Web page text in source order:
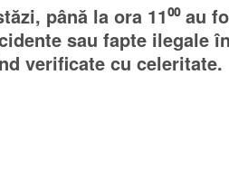
până la ora 11⁰⁰ au
sau fapte ilegale
verificate cu celeritate.